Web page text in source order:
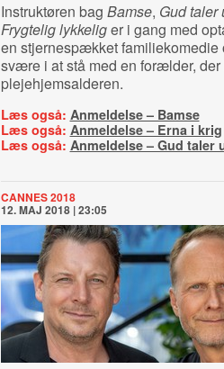
Instruktøren bag Bamse, Gud taler
Frygtelig lykkeliger i gang med
en stjernespækket familiekomedie
svære i at stå med en forælder, der
plejehjemsalderen.
Læs også: Anmeldelse – Bamse
Læs også: Anmeldelse – Erna i krig
Læs også: Anmeldelse – Gud taler
CANNES 2018
12. MAJ 2018 | 23:05